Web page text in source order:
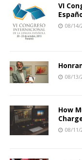
VI
08/14/
08/13/
How
08/11/